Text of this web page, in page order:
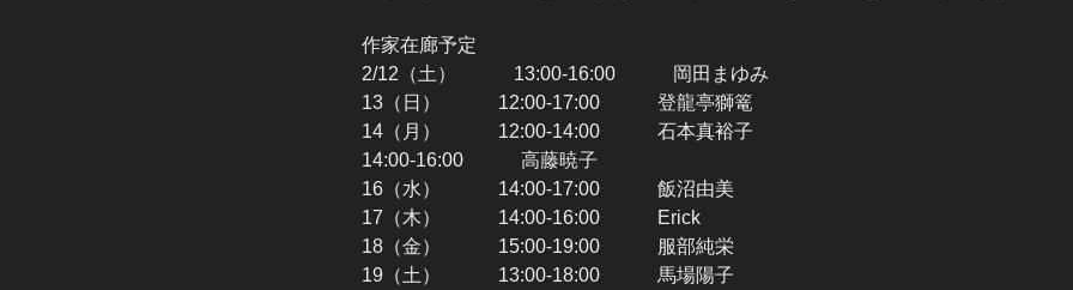
作家在廊予定
2/12（土） 13:00-16:00 岡田まゆみ
13（日） 12:00-17:00 登龍亭獅篭
14（月） 12:00-14:00 石本真裕子
14:00-16:00 高藤暁子
16（水） 14:00-17:00 飯沼由美
17（木） 14:00-16:00 Erick
18（金） 15:00-19:00 服部純栄
19（土） 13:00-18:00 馬場陽子